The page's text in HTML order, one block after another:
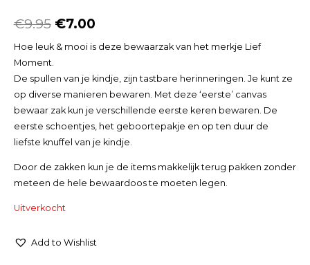
€9.95 €7.00
Hoe leuk & mooi is deze bewaarzak van het merkje Lief
Moment.
De spullen van je kindje, zijn tastbare herinneringen. Je kunt ze
op diverse manieren bewaren. Met deze ‘eerste’ canvas
bewaar zak kun je verschillende eerste keren bewaren. De
eerste schoentjes, het geboortepakje en op ten duur de
liefste knuffel van je kindje.
Door de zakken kun je de items makkelijk terug pakken zonder
meteen de hele bewaardoos te moeten legen.
Uitverkocht
Add to Wishlist